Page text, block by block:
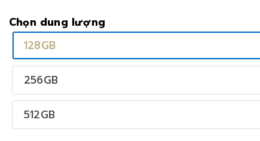
Chọn dung lượng
128GB
256GB
512GB